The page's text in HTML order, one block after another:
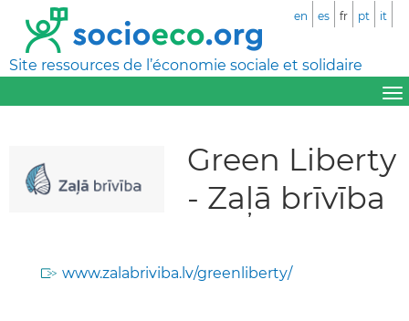
Site ressources de l’économie sociale et solidaire
en es fr pt it
Green Liberty
- Zaļā brīvība
www.zalabriviba.lv/greenliberty/